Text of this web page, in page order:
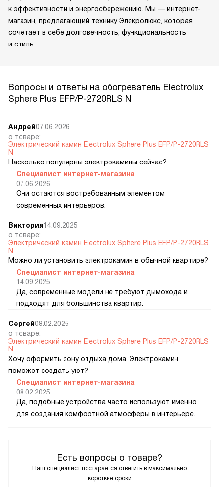
к эффективности и энергосбережению. Мы — интернет-
магазин, предлагающий технику Элекролюкс, которая
сочетает в себе долговечность, функциональность
и стиль.
Вопросы и ответы на обогреватель Electrolux
Sphere Plus EFP/P-2720RLS N
Есть вопросы о товаре?
Наш специалист постарается ответить в максимально
короткие сроки
Андрей07.06.2026
о товаре:
Электрический камин Electrolux Sphere Plus EFP/P-2720RLS
N
Насколько популярны электрокамины сейчас?
Специалист интернет-магазина
07.06.2026
Они остаются востребованным элементом
современных интерьеров.
Виктория14.09.2025
о товаре:
Электрический камин Electrolux Sphere Plus EFP/P-2720RLS
N
Можно ли установить электрокамин в обычной квартире?
Специалист интернет-магазина
14.09.2025
Да, современные модели не требуют дымохода и
подходят для большинства квартир.
Сергей08.02.2025
о товаре:
Электрический камин Electrolux Sphere Plus EFP/P-2720RLS
N
Хочу оформить зону отдыха дома. Электрокамин
поможет создать уют?
Специалист интернет-магазина
08.02.2025
Да, подобные устройства часто используют именно
для создания комфортной атмосферы в интерьере.